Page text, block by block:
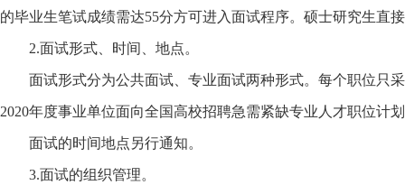
的毕业生笔试成绩需达55分方可进入面试程序。硕士研究生直
2.面试形式、时间、地点。
面试形式分为公共面试、专业面试两种形式。每个职位只
2020年度事业单位面向全国高校招聘急需紧缺专业人才职位计
面试的时间地点另行通知。
3.面试的组织管理。